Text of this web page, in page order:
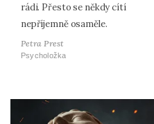
rádi. Přesto se někdy cítí
nepříjemně osaměle.
Petra Prest
Psycholožka